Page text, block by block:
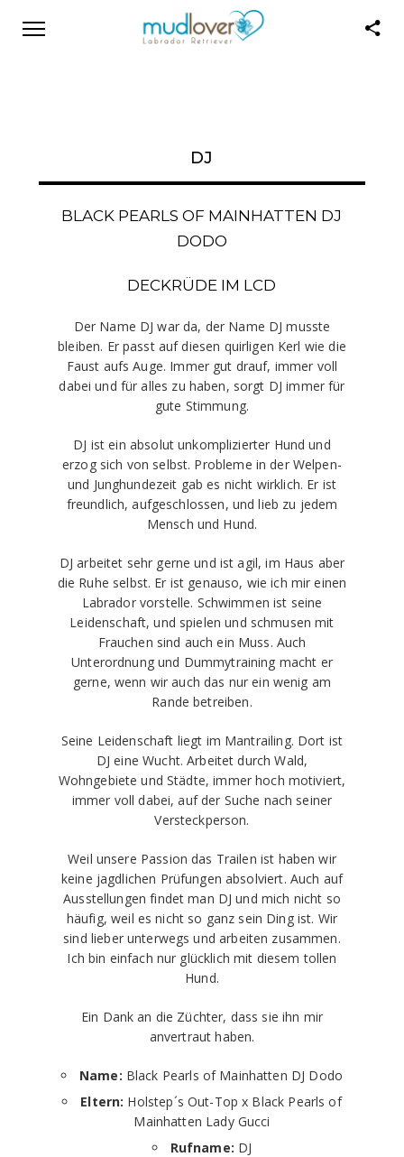
DJ
BLACK PEARLS OF MAINHATTEN DJ
DODO
DECKRÜDE IM LCD
Der Name DJ war da, der Name DJ musste
bleiben. Er passt auf diesen quirligen Kerl wie die
Faust aufs Auge. Immer gut drauf, immer voll
dabei und für alles zu haben, sorgt DJ immer für
gute Stimmung.
DJ ist ein absolut unkomplizierter Hund und
erzog sich von selbst. Probleme in der Welpen-
und Junghundezeit gab es nicht wirklich. Er ist
freundlich, aufgeschlossen, und lieb zu jedem
Mensch und Hund.
DJ arbeitet sehr gerne und ist agil, im Haus aber
die Ruhe selbst. Er ist genauso, wie ich mir einen
Labrador vorstelle. Schwimmen ist seine
Leidenschaft, und spielen und schmusen mit
Frauchen sind auch ein Muss. Auch
Unterordnung und Dummytraining macht er
gerne, wenn wir auch das nur ein wenig am
Rande betreiben.
Seine Leidenschaft liegt im Mantrailing. Dort ist
DJ eine Wucht. Arbeitet durch Wald,
Wohngebiete und Städte, immer hoch motiviert,
immer voll dabei, auf der Suche nach seiner
Versteckperson.
Weil unsere Passion das Trailen ist haben wir
keine jagdlichen Prüfungen absolviert. Auch auf
Ausstellungen findet man DJ und mich nicht so
häufig, weil es nicht so ganz sein Ding ist. Wir
sind lieber unterwegs und arbeiten zusammen.
Ich bin einfach nur glücklich mit diesem tollen
Hund.
Ein Dank an die Züchter, dass sie ihn mir
anvertraut haben.
Name: Black Pearls of Mainhatten DJ Dodo
Eltern: Holstep´s Out-Top x Black Pearls of
Mainhatten Lady Gucci
Rufname: DJ